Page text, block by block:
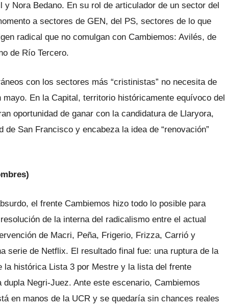
Nora Bedano. En su rol de articulador de un sector del
a sectores de GEN, del PS, sectores de lo que
radical que no comulgan con Cambiemos: Avilés, de
de Río Tercero.
con los sectores más “cristinistas” no necesita de
En la Capital, territorio históricamente equívoco del
oportunidad de ganar con la candidatura de Llaryora,
de San Francisco y encabeza la idea de “renovación”
el frente Cambiemos hizo todo lo posible para
de la interna del radicalismo entre el actual
de Macri, Peña, Frigerio, Frizza, Carrió y
serie de Netflix. El resultado final fue: una ruptura de la
la histórica Lista 3 por Mestre y la lista del frente
dupla Negri-Juez. Ante este escenario, Cambiemos
en manos de la UCR y se quedaría sin chances reales